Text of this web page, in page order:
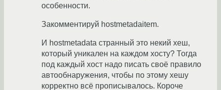
особенности.
Закомментируй hostmetadaitem.
И hostmetadata странный это некий хеш,
который уникален на каждом хосту? Тогда
под каждый хост надо писать своё правило
автообнаружения, чтобы по этому хешу
корректно всё прописывалось. Короче